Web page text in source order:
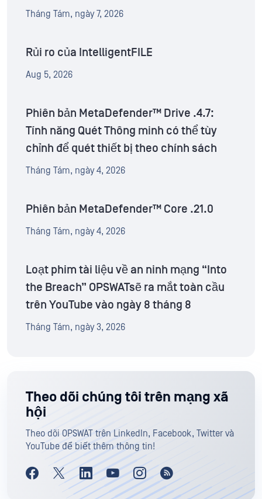
Tháng Tám, ngày 7, 2026
Rủi ro của IntelligentFILE
Aug 5, 2026
Phiên bản MetaDefender™ Drive .4.7:
Tính năng Quét Thông minh có thể tùy
chỉnh để quét thiết bị theo chính sách
Tháng Tám, ngày 4, 2026
Phiên bản MetaDefender™ Core .21.0
Tháng Tám, ngày 4, 2026
Loạt phim tài liệu về an ninh mạng “Into
the Breach” OPSWATsẽ ra mắt toàn cầu
trên YouTube vào ngày 8 tháng 8
Tháng Tám, ngày 3, 2026
Theo dõi chúng tôi trên mạng xã
hội
Theo dõi OPSWAT trên LinkedIn, Facebook, Twitter và
YouTube để biết thêm thông tin!